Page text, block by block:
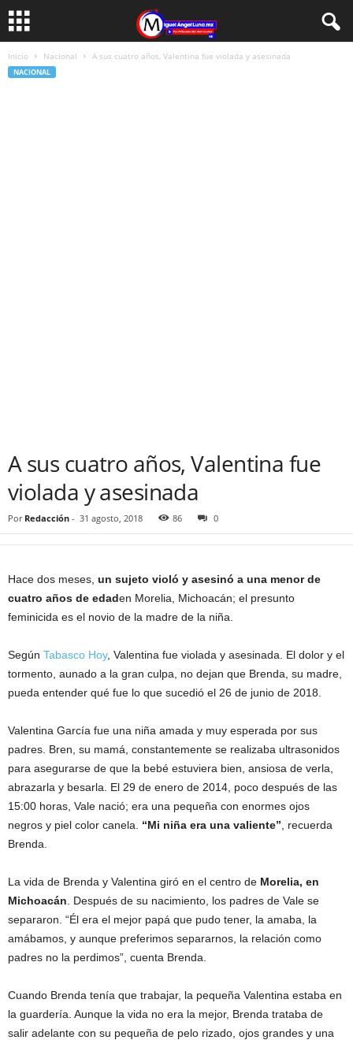
Inicio Nacional A sus cuatro años, Valentina fue violada y asesinada
NACIONAL
A sus cuatro años, Valentina fue
violada y asesinada
Por Redacción - 31 agosto, 2018 86 0
Hace dos meses, un sujeto violó y asesinó a una menor de
cuatro años de edaden Morelia, Michoacán; el presunto
feminicida es el novio de la madre de la niña.
Según Tabasco Hoy, Valentina fue violada y asesinada. El dolor y el
tormento, aunado a la gran culpa, no dejan que Brenda, su madre,
pueda entender qué fue lo que sucedió el 26 de junio de 2018.
Valentina García fue una niña amada y muy esperada por sus
padres. Bren, su mamá, constantemente se realizaba ultrasonidos
para asegurarse de que la bebé estuviera bien, ansiosa de verla,
abrazarla y besarla. El 29 de enero de 2014, poco después de las
15:00 horas, Vale nació; era una pequeña con enormes ojos
negros y piel color canela. “Mi niña era una valiente” , recuerda
Brenda.
La vida de Brenda y Valentina giró en el centro de Morelia, en
Michoacán . Después de su nacimiento, los padres de Vale se
separaron. “Él era el mejor papá que pudo tener, la amaba, la
amábamos, y aunque preferimos separarnos, la relación como
padres no la perdimos”, cuenta Brenda.
Cuando Brenda tenía que trabajar, la pequeña Valentina estaba en
la guardería. Aunque la vida no era la mejor, Brenda trataba de
salir adelante con su pequeña de pelo rizado, ojos grandes y una